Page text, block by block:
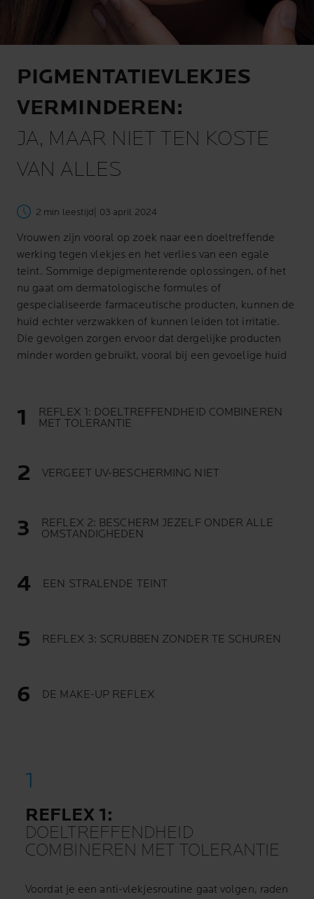
PIGMENTATIEVLEKJES
VERMINDEREN:
JA, MAAR NIET TEN KOSTE
VAN ALLES
2 min leestijd | 03 april 2024
Vrouwen zijn vooral op zoek naar een doeltreffende
werking tegen vlekjes en het verlies van een egale
teint. Sommige depigmenterende oplossingen, of het
nu gaat om dermatologische formules of
gespecialiseerde farmaceutische producten, kunnen de
huid echter verzwakken of kunnen leiden tot irritatie.
Die gevolgen zorgen ervoor dat dergelijke producten
minder worden gebruikt, vooral bij een gevoelige huid
REFLEX 1: DOELTREFFENDHEID COMBINEREN
MET TOLERANTIE
VERGEET UV-BESCHERMING NIET
REFLEX 2: BESCHERM JEZELF ONDER ALLE
OMSTANDIGHEDEN
EEN STRALENDE TEINT
REFLEX 3: SCRUBBEN ZONDER TE SCHUREN
DE MAKE-UP REFLEX
REFLEX 1:
DOELTREFFENDHEID
COMBINEREN MET TOLERANTIE
Voordat je een anti-vlekjesroutine gaat volgen, raden